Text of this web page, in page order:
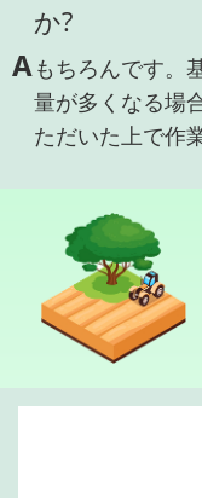
か?
Aもちろんです。
量が多くなる場
ただいた上で作